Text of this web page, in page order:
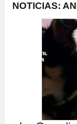
NOTICIAS: